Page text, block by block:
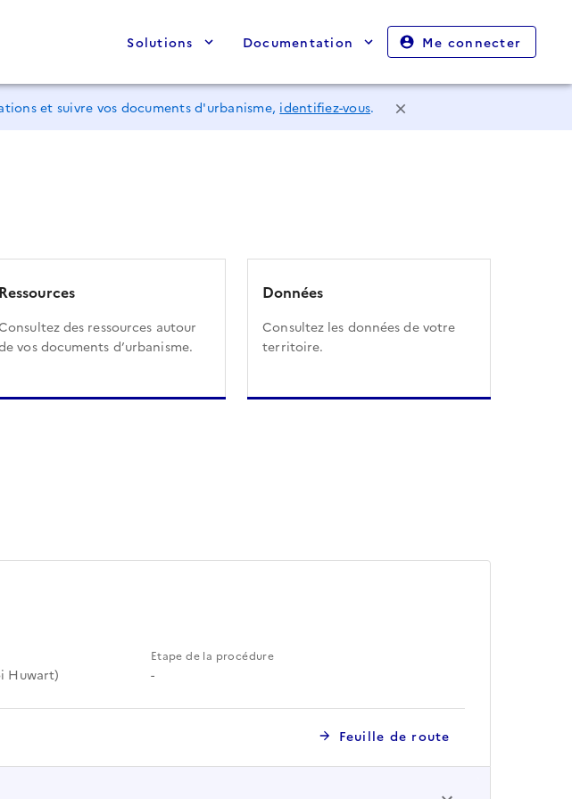
Solutions Documentation Me connecter
et suivre vos documents d'urbanisme, identifiez-vous.
Ressources
des ressources autour
vos documents d’urbanisme.
Données
Consultez les données de votre
territoire.
Huwart)
Etape de la procédure
-
Feuille de route